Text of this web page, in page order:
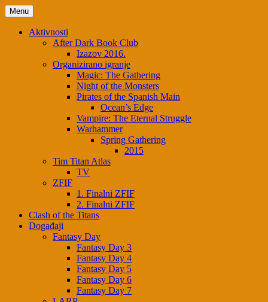
Skip
to
content
Menu
Aktivnosti
After Dark Book Club
Izazov 2016.
Organizirano igranje
Magic: The Gathering
Night of the Monsters
Pirates of the Spanish Main
Ocean’s Edge
Vampire: The Eternal Struggle
Warhammer
Spring Gathering
2015
Tim Titan Atlas
TV
ZFIF
1. Finalni ZFIF
2. Finalni ZFIF
Clash of the Titans
Događaji
Fantasy Day
Fantasy Day 3
Fantasy Day 4
Fantasy Day 5
Fantasy Day 6
Fantasy Day 7